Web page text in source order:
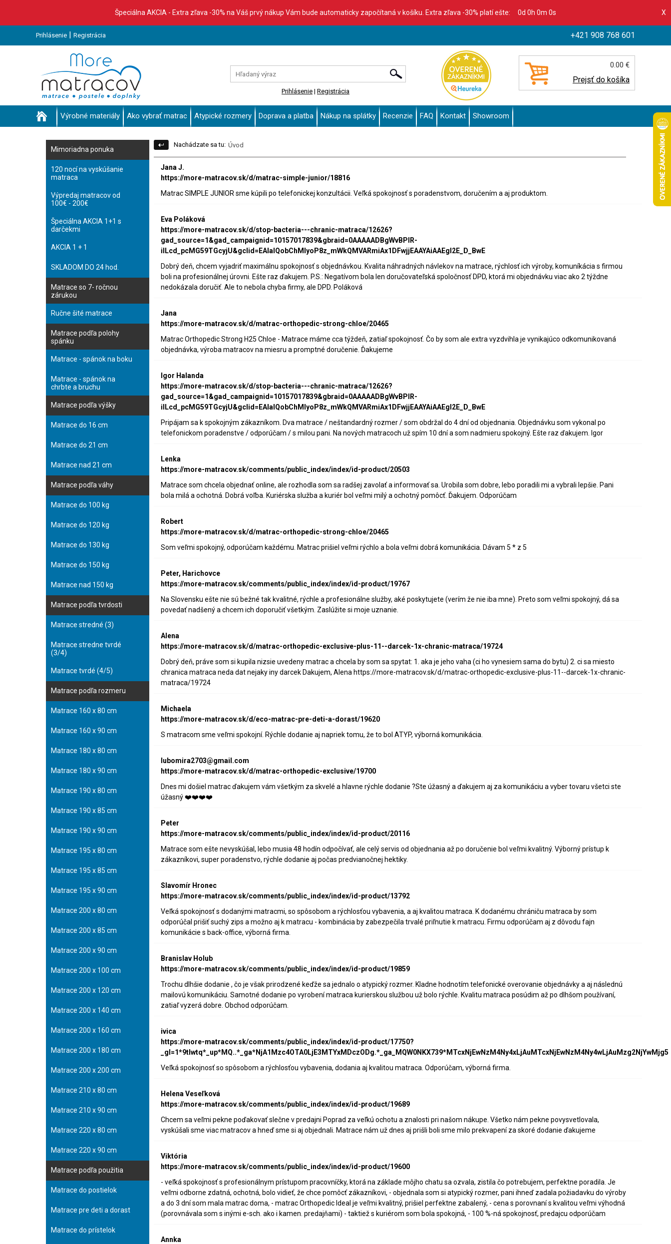
Špeciálna AKCIA - Extra zľava -30% na Váš prvý nákup Vám bude automaticky započítaná v košíku. Extra zľava -30% platí ešte: 0d 0h 0m 0s X
Prihlásenie | Registrácia +421 908 768 601
0.00 €
Prejsť do košíka
Prihlásenie | Registrácia
Výrobné materiály Ako vybrať matrac Atypické rozmery Doprava a platba Nákup na splátky Recenzie FAQ Kontakt Showroom
Mimoriadna ponuka
120 nocí na vyskúšanie
matraca
Výpredaj matracov od
100€ - 200€
Špeciálna AKCIA 1+1 s
darčekmi
AKCIA 1 + 1
SKLADOM DO 24 hod.
Matrace so 7- ročnou
zárukou
Ručne šité matrace
Matrace podľa polohy
spánku
Matrace - spánok na boku
Matrace - spánok na
chrbte a bruchu
Matrace podľa výšky
Matrace do 16 cm
Matrace do 21 cm
Matrace nad 21 cm
Matrace podľa váhy
Matrace do 100 kg
Matrace do 120 kg
Matrace do 130 kg
Matrace do 150 kg
Matrace nad 150 kg
Matrace podľa tvrdosti
Matrace stredné (3)
Matrace stredne tvrdé
(3/4)
Matrace tvrdé (4/5)
Matrace podľa rozmeru
Matrace 160 x 80 cm
Matrace 160 x 90 cm
Matrace 180 x 80 cm
Matrace 180 x 90 cm
Matrace 190 x 80 cm
Matrace 190 x 85 cm
Matrace 190 x 90 cm
Matrace 195 x 80 cm
Matrace 195 x 85 cm
Matrace 195 x 90 cm
Matrace 200 x 80 cm
Matrace 200 x 85 cm
Matrace 200 x 90 cm
Matrace 200 x 100 cm
Matrace 200 x 120 cm
Matrace 200 x 140 cm
Matrace 200 x 160 cm
Matrace 200 x 180 cm
Matrace 200 x 200 cm
Matrace 210 x 80 cm
Matrace 210 x 90 cm
Matrace 220 x 80 cm
Matrace 220 x 90 cm
Matrace podľa použitia
Matrace do postielok
Matrace pre deti a dorast
Matrace do prístelok
Nachádzate sa tu: Úvod
Jana J.
https://more-matracov.sk/d/matrac-simple-junior/18816
Matrac SIMPLE JUNIOR sme kúpili po telefonickej konzultácii. Veľká spokojnosť s poradenstvom, doručením a aj produktom.
Eva Poláková
https://more-matracov.sk/d/stop-bacteria---chranic-matraca/12626?
gad_source=1&gad_campaignid=10157017839&gbraid=0AAAAADBgWvBPIR-
iILcd_pcMG59TGcyjU&gclid=EAIaIQobChMIyoP8z_mWkQMVARmiAx1DFwjjEAAYAiAAEgI2E_D_BwE
Dobrý deň, chcem vyjadriť maximálnu spokojnosť s objednávkou. Kvalita náhradných návlekov na matrace, rýchlosť ich výroby, komuníkácia s firmou
boli na profesionálnej úrovni. Ešte raz ďakujem. P.S.: Negatívom bola len doručovateľská spoločnosť DPD, ktorá mi objednávku viac ako 2 týždne
nedokázala doručiť. Ale to nebola chyba firmy, ale DPD. Poláková
Jana
https://more-matracov.sk/d/matrac-orthopedic-strong-chloe/20465
Matrac Orthopedic Strong H25 Chloe - Matrace máme cca týždeň, zatiaľ spokojnosť. Čo by som ale extra vyzdvihla je vynikajúco odkomunikovaná
objednávka, výroba matracov na miesru a promptné doručenie. Ďakujeme
Igor Halanda
https://more-matracov.sk/d/stop-bacteria---chranic-matraca/12626?
gad_source=1&gad_campaignid=10157017839&gbraid=0AAAAADBgWvBPIR-
iILcd_pcMG59TGcyjU&gclid=EAIaIQobChMIyoP8z_mWkQMVARmiAx1DFwjjEAAYAiAAEgI2E_D_BwE
Pripájam sa k spokojným zákazníkom. Dva matrace / neštandardný rozmer / som obdržal do 4 dní od objednania. Objednávku som vykonal po
telefonickom poradenstve / odporúčam / s milou pani. Na nových matracoch už spím 10 dní a som nadmieru spokojný. Ešte raz ďakujem. Igor
Lenka
https://more-matracov.sk/comments/public_index/index/id-product/20503
Matrace som chcela objednať online, ale rozhodla som sa radšej zavolať a informovať sa. Urobila som dobre, lebo poradili mi a vybrali lepšie. Pani
bola milá a ochotná. Dobrá voľba. Kuriérska služba a kuriér bol veľmi milý a ochotný pomôcť. Ďakujem. Odporúčam
Robert
https://more-matracov.sk/d/matrac-orthopedic-strong-chloe/20465
Som veľmi spokojný, odporúčam každému. Matrac prišiel veľmi rýchlo a bola veľmi dobrá komunikácia. Dávam 5 * z 5
Peter, Harichovce
https://more-matracov.sk/comments/public_index/index/id-product/19767
Na Slovensku ešte nie sú bežné tak kvalitné, rýchle a profesionálne služby, aké poskytujete (verím že nie iba mne). Preto som veľmi spokojný, dá sa
povedať nadšený a chcem ich doporučiť všetkým. Zaslúžite si moje uznanie.
Alena
https://more-matracov.sk/d/matrac-orthopedic-exclusive-plus-11--darcek-1x-chranic-matraca/19724
Dobrý deň, práve som si kupila nizsie uvedeny matrac a chcela by som sa spytat: 1. aka je jeho vaha (ci ho vynesiem sama do bytu) 2. ci sa miesto
chranica matraca neda dat nejaky iny darcek Dakujem, Alena https://more-matracov.sk/d/matrac-orthopedic-exclusive-plus-11--darcek-1x-chranic-
matraca/19724
Michaela
https://more-matracov.sk/d/eco-matrac-pre-deti-a-dorast/19620
S matracom sme veľmi spokojní. Rýchle dodanie aj napriek tomu, že to bol ATYP, výborná komunikácia.
lubomira2703@gmail.com
https://more-matracov.sk/d/matrac-orthopedic-exclusive/19700
Dnes mi došiel matrac ďakujem vám všetkým za skvelé a hlavne rýchle dodanie ?Ste úžasný a ďakujem aj za komunikáciu a vyber tovaru všetci ste
úžasný ❤️❤️❤️❤️
Peter
https://more-matracov.sk/comments/public_index/index/id-product/20116
Matrace som ešte nevyskúšal, lebo musia 48 hodín odpočívať, ale celý servis od objednania až po doručenie bol veľmi kvalitný. Výborný prístup k
zákazníkovi, super poradenstvo, rýchle dodanie aj počas predvianočnej hektiky.
Slavomír Hronec
https://more-matracov.sk/comments/public_index/index/id-product/13792
Veľká spokojnosť s dodanými matracmi, so spôsobom a rýchlosťou vybavenia, a aj kvalitou matraca. K dodanému chrániču matraca by som
odporúčal prišiť suchý zips a možno aj k matracu - kombinácia by zabezpečila trvalé priľnutie k matracu. Firmu odporúčam aj z dôvodu fajn
komunikácie s back-office, výborná firma.
Branislav Holub
https://more-matracov.sk/comments/public_index/index/id-product/19859
Trochu dlhšie dodanie , čo je však prirodzené keďže sa jednalo o atypický rozmer. Kladne hodnotím telefonické overovanie objednávky a aj následnú
mailovú komunikáciu. Samotné dodanie po vyrobení matraca kurierskou službou už bolo rýchle. Kvalitu matraca posúdim až po dlhšom používaní,
zatiaľ vyzerá dobre. Obchod odporúčam.
ivica
https://more-matracov.sk/comments/public_index/index/id-product/17750?
_gl=1*9tlwtq*_up*MQ..*_ga*NjA1Mzc4OTA0LjE3MTYxMDczODg.*_ga_MQW0NKX739*MTcxNjEwNzM4Ny4xLjAuMTcxNjEwNzM4Ny4wLjAuMzg2NjYwMjg5
Veľká spokojnosť so spôsobom a rýchlosťou vybavenia, dodania aj kvalitou matraca. Odporúčam, výborná firma.
Helena Veseľková
https://more-matracov.sk/comments/public_index/index/id-product/19689
Chcem sa veľmi pekne poďakovať slečne v predajni Poprad za veľkú ochotu a znalosti pri našom nákupe. Všetko nám pekne povysvetlovala,
vyskúšali sme viac matracov a hneď sme si aj objednali. Matrace nám už dnes aj prišli boli sme milo prekvapení za skoré dodanie ďakujeme
Viktória
https://more-matracov.sk/comments/public_index/index/id-product/19600
- veľká spokojnosť s profesionálnym prístupom pracovníčky, ktorá na základe môjho chatu sa ozvala, zistila čo potrebujem, perfektne poradila. Je
veľmi odborne zdatná, ochotná, bolo vidieť, že chce pomôcť zákazníkovi, - objednala som si atypický rozmer, pani ihneď zadala požiadavku do výroby
a do 3 dní som mala matrac doma, - matrac Orthopedic Ideal je veľmi kvalitný, prišiel perfektne zabalený, - cena s porovnaní s kvalitou veľmi výhodná
(porovnávala som s inými e-sch. ako i kamen. predajňami) - taktiež s kuriérom som bola spokojná, - 100 %-ná spokojnosť, predajcu odporúčam
Annka